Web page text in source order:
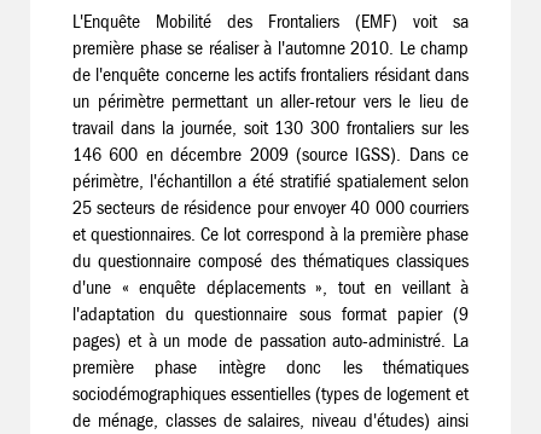
L'Enquête Mobilité des Frontaliers (EMF) voit sa
première phase se réaliser à l'automne 2010. Le champ
de l'enquête concerne les actifs frontaliers résidant dans
un périmètre permettant un aller-retour vers le lieu de
travail dans la journée, soit 130 300 frontaliers sur les
146 600 en décembre 2009 (source IGSS). Dans ce
périmètre, l'échantillon a été stratifié spatialement selon
25 secteurs de résidence pour envoyer 40 000 courriers
et questionnaires. Ce lot correspond à la première phase
du questionnaire composé des thématiques classiques
d'une « enquête déplacements », tout en veillant à
l'adaptation du questionnaire sous format papier (9
pages) et à un mode de passation auto-administré. La
première phase intègre donc les thématiques
sociodémographiques essentielles (types de logement et
de ménage, classes de salaires, niveau d'études) ainsi